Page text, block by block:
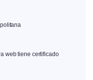
web tiene certificado